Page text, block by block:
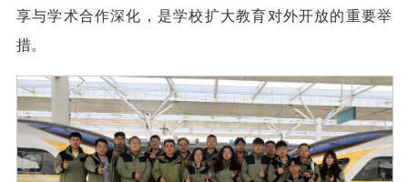
享与学术合作深化，是学校扩大教育对外开放的重要举
措。